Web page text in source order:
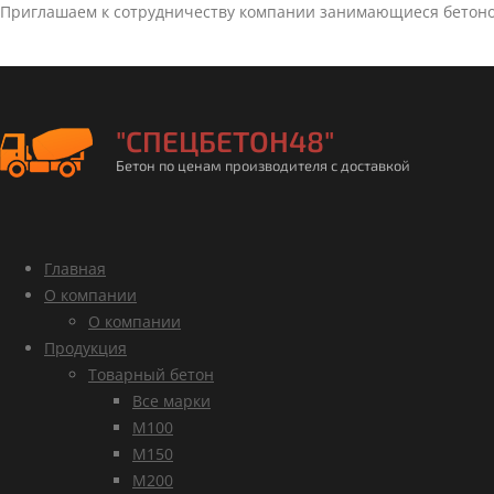
Приглашаем к сотрудничеству компании занимающиеся
"СПЕЦБЕТОН48"
Бетон по ценам производителя с доставкой
Главная
О компании
О компании
Продукция
Товарный бетон
Все марки
М100
М150
М200